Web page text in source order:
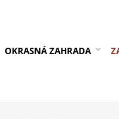
OKRASNÁ ZAHRADA